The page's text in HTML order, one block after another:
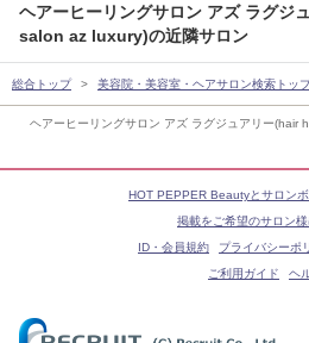
ヘアーヒーリングサロン アズ ラグジュアリー(hair
ヘアーヒーリングサロン アズ ラグジ
salon az luxury)の近隣サロン
総合トップ 美容院・美容室・ヘアサロン検索トッ
HOT PEPPER Beautyとサロン
掲載をご希望のサロン
ID・会員規約
プライバシーポ
ご利用ガイド
ヘ